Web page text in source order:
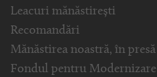
Leacuri mănăstirești
Recomandări
Mănăstirea noastră, în presă
Fondul pentru Modernizare